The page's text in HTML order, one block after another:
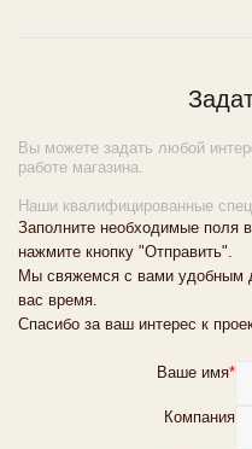
Вы можете задать любой
работе магазина.
Наши квалифицированные
Заполните необходимые поля
нажмите кнопку "Отправить".
Мы свяжемся с вами удобным
вас время.
Спасибо за ваш интерес к
Ваше имя*
Компания